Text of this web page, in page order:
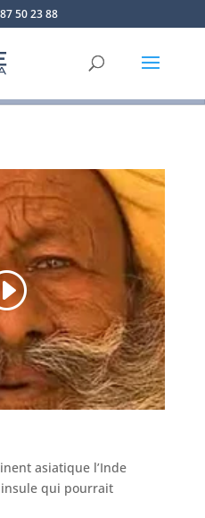
50 23 88
asiatique l’Inde
qui pourrait